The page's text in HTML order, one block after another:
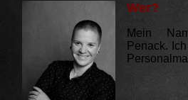
Wer?
Mein
Penack.